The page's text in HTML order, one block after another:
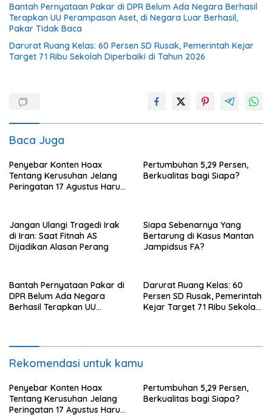
Bantah Pernyataan Pakar di DPR Belum Ada Negara Berhasil
Terapkan UU Perampasan Aset, di Negara Luar Berhasil,
Pakar Tidak Baca
Darurat Ruang Kelas: 60 Persen SD Rusak, Pemerintah Kejar
Target 71 Ribu Sekolah Diperbaiki di Tahun 2026
Baca Juga
Penyebar Konten Hoax
Tentang Kerusuhan Jelang
Peringatan 17 Agustus Harus
Pertumbuhan 5,29 Persen,
Berkualitas bagi Siapa?
Jangan Ulangi Tragedi Irak
di Iran: Saat Fitnah AS
Dijadikan Alasan Perang
Siapa Sebenarnya Yang
Bertarung di Kasus Mantan
Jampidsus FA?
Bantah Pernyataan Pakar di
DPR Belum Ada Negara
Berhasil Terapkan UU
Darurat Ruang Kelas: 60
Persen SD Rusak, Pemerintah
Kejar Target 71 Ribu Sekolah
Rekomendasi untuk kamu
Penyebar Konten Hoax
Tentang Kerusuhan Jelang
Peringatan 17 Agustus Harus
Pertumbuhan 5,29 Persen,
Berkualitas bagi Siapa?